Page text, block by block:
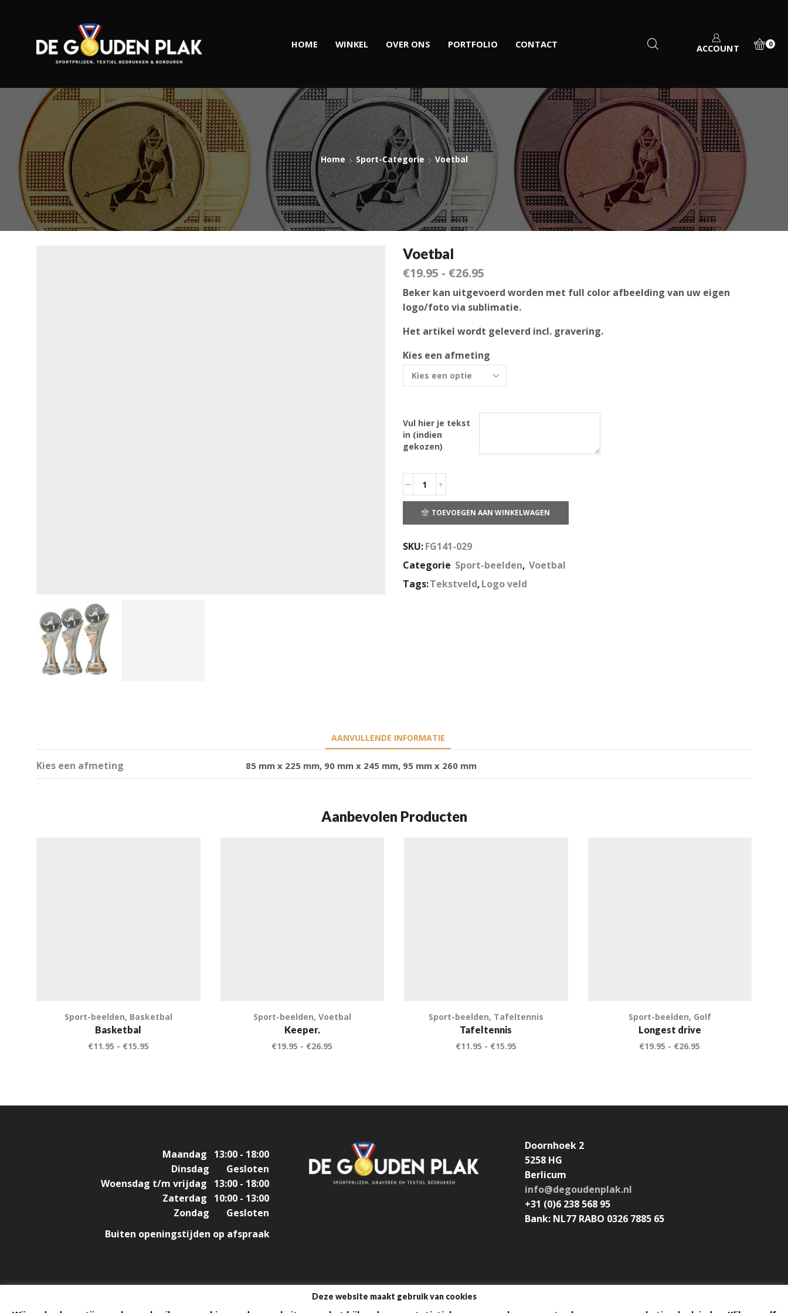
HOME WINKEL OVER ONS PORTFOLIO CONTACT ACCOUNT 0
Home Sport-Categorie Voetbal
Voetbal
€19.95 - €26.95
Beker kan uitgevoerd worden met full color afbeelding van uw eigen
logo/foto via sublimatie.
Het artikel wordt geleverd incl. gravering.
Kies een afmeting
Vul hier je tekst
in (indien
gekozen)
TOEVOEGEN AAN WINKELWAGEN
SKU:FG141-029
Categorie Sport-beelden, Voetbal
Tags:Tekstveld,Logo veld
AANVULLENDE INFORMATIE
Kies een afmeting 85 mm x 225 mm, 90 mm x 245 mm, 95 mm x 260 mm
Aanbevolen Producten
Sport-beelden, Basketbal
Basketbal
€11.95 - €15.95
Sport-beelden, Voetbal
Keeper.
€19.95 - €26.95
Sport-beelden, Tafeltennis
Tafeltennis
€11.95 - €15.95
Sport-beelden, Golf
Longest drive
€19.95 - €26.95
Maandag
13:00 - 18:00
Dinsdag
Gesloten
Woensdag t/m vrijdag
13:00 - 18:00
Zaterdag
10:00 - 13:00
Zondag
Gesloten
Buiten openingstijden op afspraak
Doornhoek 2
5258 HG
Berlicum
info@degoudenplak.nl
+31 (0)6 238 568 95
Bank: NL77 RABO 0326 7885 65
Algemene voorwaarden
Deze website maakt gebruik van cookies